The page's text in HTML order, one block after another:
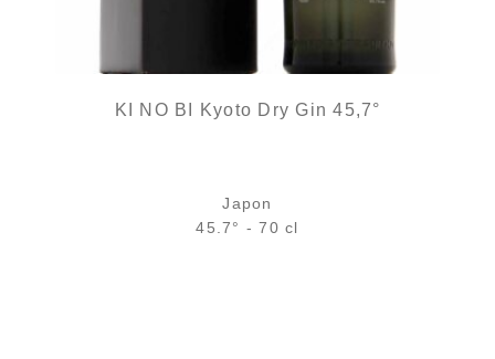
KI NO BI Kyoto Dry Gin 45,7°
Japon
45.7° - 70 cl